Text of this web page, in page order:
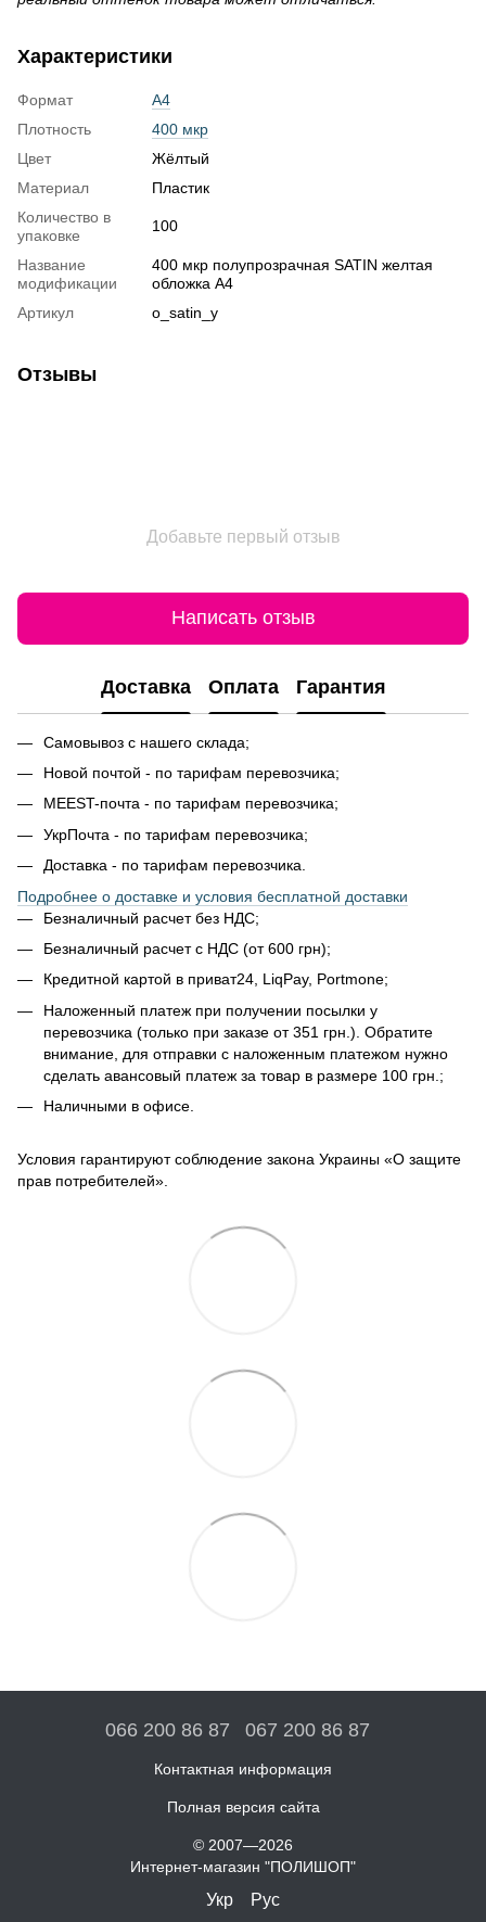
Характеристики
Формат
А4
Плотность
400 мкр
Цвет
Жёлтый
Материал
Пластик
Количество в
упаковке
100
Название
модификации
400 мкр полупрозрачная SATIN желтая
обложка А4
Артикул
o_satin_y
Отзывы
Добавьте первый отзыв
Написать отзыв
Доставка Оплата Гарантия
Самовывоз с нашего склада;
Новой почтой - по тарифам перевозчика;
MEEST-почта - по тарифам перевозчика;
УкрПочта - по тарифам перевозчика;
Доставка - по тарифам перевозчика.
Подробнее о доставке и условия бесплатной доставки
Безналичный расчет без НДС;
Безналичный расчет с НДС (от 600 грн);
Кредитной картой в приват24, LiqPay, Portmone;
Наложенный платеж при получении посылки у
перевозчика (только при заказе от 351 грн.). Обратите
внимание, для отправки с наложенным платежом нужно
сделать авансовый платеж за товар в размере 100 грн.;
Наличными в офисе.
Условия гарантируют соблюдение закона Украины «О защите
прав потребителей».
066 200 86 87 067 200 86 87
Контактная информация
Полная версия сайта
© 2007—2026
Интернет-магазин "ПОЛИШОП"
Укр Рус